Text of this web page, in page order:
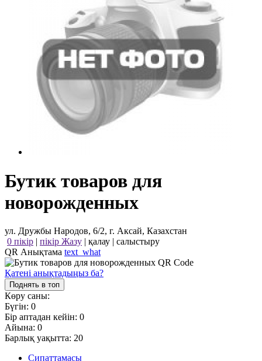
Бутик товаров для
новорожденных
ул. Дружбы Народов, 6/2, г. Аксай, Казахстан
0 пікір | пікір Жазу | қалау | салыстыру
QR Анықтама text_what
Қатені анықтадыңыз ба?
Поднять в топ
Көру саны:
Бүгін: 0
Бір аптадан кейін: 0
Айына: 0
Барлық уақытта: 20
Сипаттамасы